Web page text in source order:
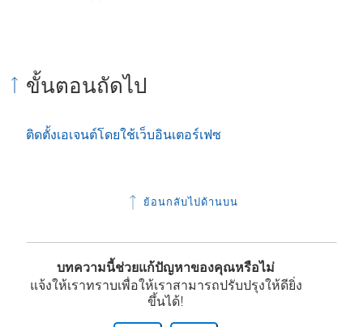
ขั้นตอนถัดไป
ติดตั้งเอเจนต์โดยใช้เว็บอินเตอร์เฟซ
ย้อนกลับไปด้านบน
บทความนี้ช่วยแก้ปัญหาของคุณหรือไม่
แจ้งให้เราทราบเพื่อให้เราสามารถปรับปรุงให้ดียิ่ง
ขึ้นได้!